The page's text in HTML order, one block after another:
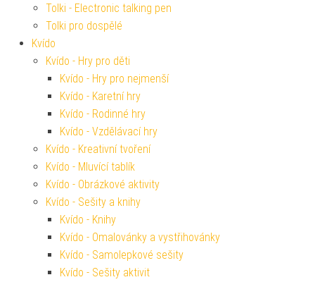
Tolki - Electronic talking pen
Tolki pro dospělé
Kvído
Kvído - Hry pro děti
Kvído - Hry pro nejmenší
Kvído - Karetní hry
Kvído - Rodinné hry
Kvído - Vzdělávací hry
Kvído - Kreativní tvoření
Kvído - Mluvící tablík
Kvído - Obrázkové aktivity
Kvído - Sešity a knihy
Kvído - Knihy
Kvído - Omalovánky a vystřihovánky
Kvído - Samolepkové sešity
Kvído - Sešity aktivit